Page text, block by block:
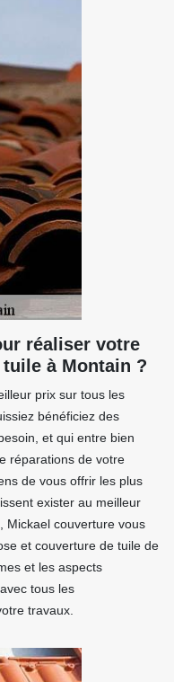
réaliser votre
à Montain ?
prix sur tous les
bénéficiez des
et qui entre bien
réparations de votre
de vous offrir les plus
exister au meilleur
Mickael couverture vous
et couverture de tuile de
et les aspects
tous les
travaux.